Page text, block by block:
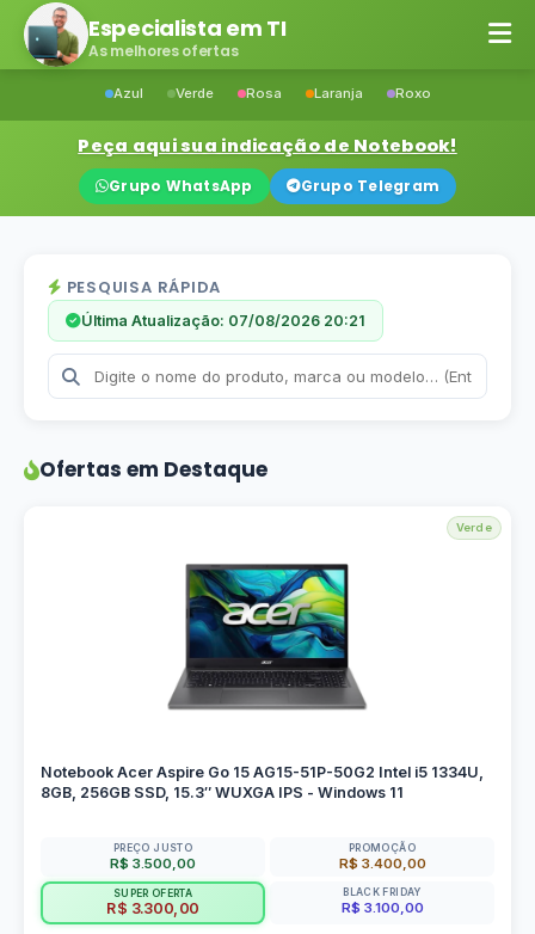
Especialista em TI
As melhores ofertas
Azul Verde Rosa Laranja Roxo
Peça aqui sua indicação de Notebook!
Grupo WhatsApp Grupo Telegram
PESQUISA RÁPIDA
Última Atualização: 07/08/2026 20:21
Ofertas em Destaque
Verde
Notebook Acer Aspire Go 15 AG15-51P-50G2 Intel i5 1334U,
8GB, 256GB SSD, 15.3″ WUXGA IPS - Windows 11
PREÇO JUSTO
R$ 3.500,00
PROMOÇÃO
R$ 3.400,00
SUPER OFERTA
R$ 3.300,00
BLACK FRIDAY
R$ 3.100,00